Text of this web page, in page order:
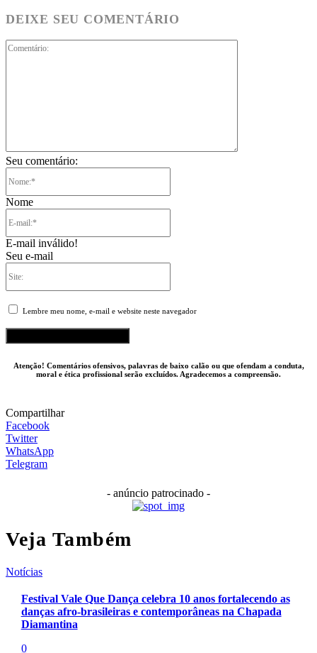
DEIXE SEU COMENTÁRIO
Seu comentário:
Nome
E-mail inválido!
Seu e-mail
Lembre meu nome, e-mail e website neste navegador
Atenção! Comentários ofensivos, palavras de baixo calão ou que ofendam a conduta,
moral e ética profissional serão excluídos. Agradecemos a compreensão.
Compartilhar
Facebook
Twitter
WhatsApp
Telegram
- anúncio patrocinado -
Veja Também
Notícias
Festival Vale Que Dança celebra 10 anos fortalecendo as
danças afro-brasileiras e contemporâneas na Chapada
Diamantina
0